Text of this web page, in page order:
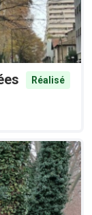
Réalisé